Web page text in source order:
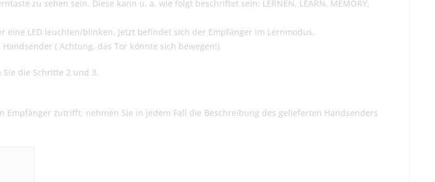
zu sehen sein. Diese kann u. a. wie folgt beschriftet sein: LERNEN, LEARN, MEMORY,
LED leuchten/blinken. Jetzt befindet sich der Empfänger im Lernmodus.
( Achtung, das Tor könnte sich bewegen!)
die Schritte 2 und 3.
zutrifft, nehmen Sie in jedem Fall die Beschreibung des gelieferten Handsenders